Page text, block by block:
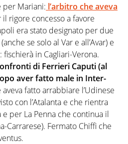
per Mariani: l’arbitro che aveva
il rigore concesso a favore
era stato designato per due
se solo al Var e all’Avar) e
in Cagliari-Verona.
di Ferrieri Caputi (al
aver fatto male in Inter-
fatto arrabbiare l’Udinese
con l’Atalanta e che rientra
e per La Penna che continua il
Carrarese). Fermato Chiffi che